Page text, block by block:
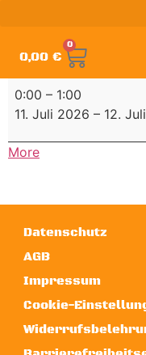
0,00 €
0
0:00 – 1:00
11. Juli 2026 – 12.
More
Datenschutz
AGB
Impressum
Cookie-